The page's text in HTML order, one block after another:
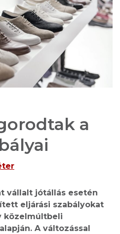
a
vállalt jótállás esetén
eljárási szabályokat
közelmúltbeli
A változással